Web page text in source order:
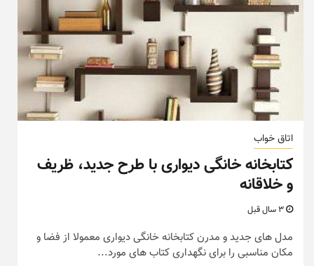
اتاق خواب
کتابخانه خانگی دیواری با طرح جدید، ظریف
و خلاقانه
مدل های جدید و مدرن کتابخانه خانگی دیواری معمولا از فضا و
مکان مناسبی را برای نگهداری کتاب های مورد...